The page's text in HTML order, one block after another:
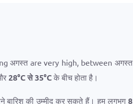
अगस्त are very high, between अगस्त
28°Cसे35°C के बीच होता है।
की उम्मीद कर सकते हैं। हम लगभग 8